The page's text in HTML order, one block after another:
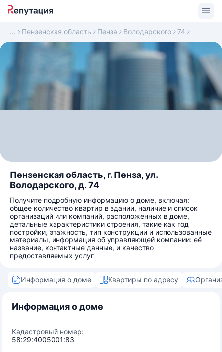
Пензенская область Пенза Володарского 74
Пензенская область, г. Пенза, ул.
Володарского, д. 74
Получите подробную информацию о доме, включая:
общее количество квартир в здании, наличие и список
организаций или компаний, расположенных в доме,
детальные характеристики строения, такие как год
постройки, этажность, тип конструкции и использованные
материалы, информация об управляющей компании: её
название, контактные данные, и качество
предоставляемых услуг
Информация о доме Квартиры по адресу
Информация о доме
Кадастровый номер:
58:29:4005001:83